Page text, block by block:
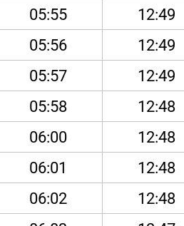
05:55 12:49
05:56 12:49
05:57 12:49
05:58 12:48
06:00 12:48
06:01 12:48
06:02 12:48